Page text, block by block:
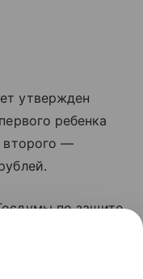
утвержден
ребенка
второго —
по защите
в